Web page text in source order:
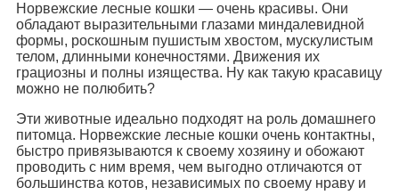
Норвежские лесные кошки — очень красивы. Они
обладают выразительными глазами миндалевидной
формы, роскошным пушистым хвостом, мускулистым
телом, длинными конечностями. Движения их
грациозны и полны изящества. Ну как такую красавицу
можно не полюбить?
Эти животные идеально подходят на роль домашнего
питомца. Норвежские лесные кошки очень контактны,
быстро привязываются к своему хозяину и обожают
проводить с ним время, чем выгодно отличаются от
большинства котов, независимых по своему нраву и